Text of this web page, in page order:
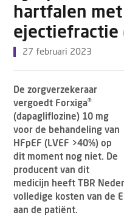
Hoe het
Over ons
hartfalen
ejectiefractie
27 februari 2023
De zorgverzekeraar
vergoedt Forxiga®
(dapagliflozine) 10 mg
voor de behandeling van
HFpEF (LVEF >40%) op
dit moment nog niet. De
producent van dit
medicijn heeft TBR
volledige kosten van de
aan de patiënt.